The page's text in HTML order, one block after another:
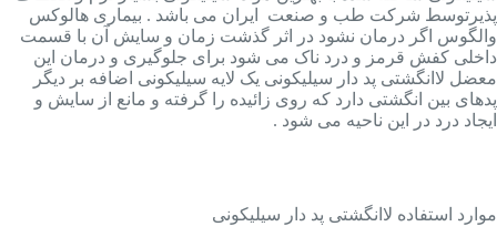
پذیرتوسط شرکت طب و صنعت ایران می باشد . بیماری هالوکس
والگوس اگر درمان نشود در اثر گذشت زمان و سایش آن با قسمت
داخلی کفش قرمز و درد ناک می شود برای جلوگیری و درمان این
معضل لاانگشتی پد دار سیلیکونی یک لایه سیلیکونی اضافه بر دیگر
پدهای بین انگشتی دارد که روی زائیده را گرفته و مانع از سایش و
ایجاد درد در این ناحیه می شود .
موارد استفاده لاانگشتی پد دار سیلیکونی